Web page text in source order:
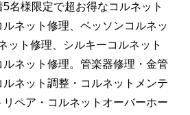
5名様限定で超お得なコルネット
ネット修理、ベッソンコルネッ
ット修理、シルキーコルネット
ネット修理。管楽器修理・金管
ネット調整・コルネットメンテ
ペア・コルネットオーバーホー